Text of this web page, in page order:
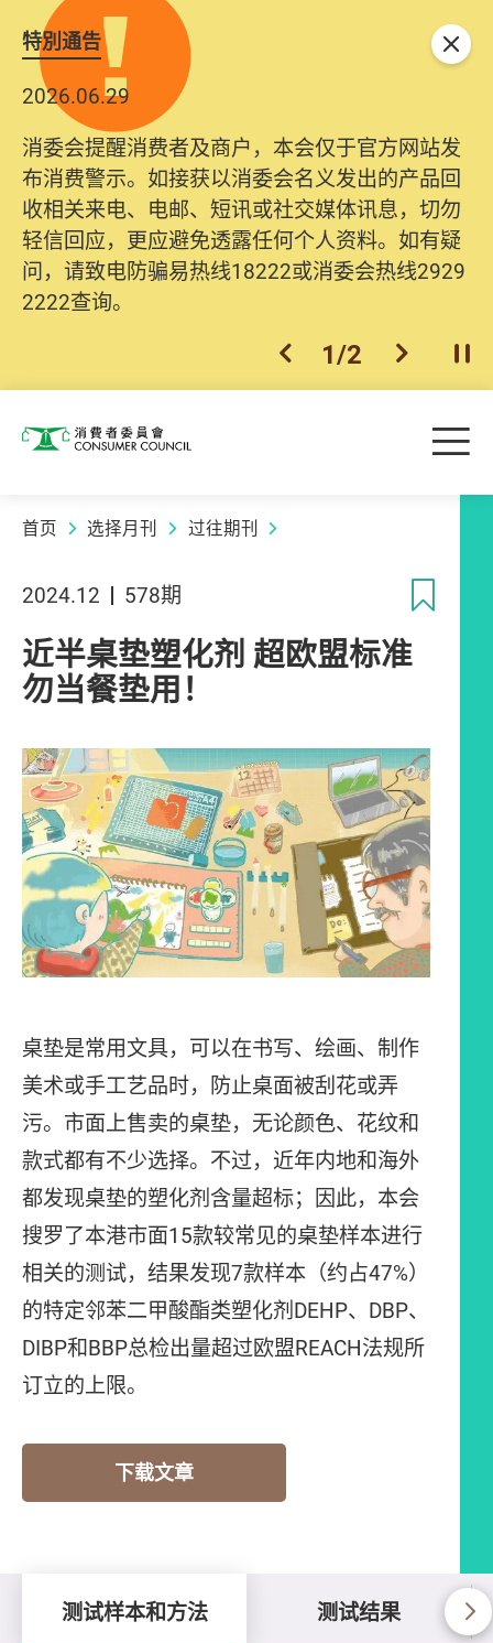
特別通告
2026.06.29
消委会提醒消费者及商户，本会仅于官方网站发
布消费警示。如接获以消委会名义发出的产品回
收相关来电、电邮、短讯或社交媒体讯息，切勿
轻信回应，更应避免透露任何个人资料。如有疑
问，请致电防骗易热线18222或消委会热线2929
2222查询。
上一个
1/2 下一个开
关闭
消费者委员会 目
首页 选择月刊 过往期刊
2024.12 578期
近半桌垫塑化剂 超欧盟标准
勿当餐垫用！
桌垫是常用文具，可以在书写、绘画、制作
美术或手工艺品时，防止桌面被刮花或弄
污。市面上售卖的桌垫，无论颜色、花纹和
款式都有不少选择。不过，近年内地和海外
都发现桌垫的塑化剂含量超标；因此，本会
搜罗了本港市面15款较常见的桌垫样本进行
相关的测试，结果发现7款样本（约占47%）
的特定邻苯二甲酸酯类塑化剂DEHP、DBP、
DIBP和BBP总检出量超过欧盟REACH法规所
订立的上限。
下载文章
测试样本和方法 测试结果